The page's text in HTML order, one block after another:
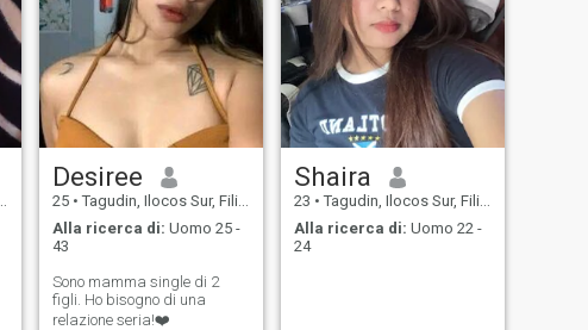
Desiree
25 • Tagudin, Ilocos Sur, Filippine
Alla ricerca di: Uomo 25 -
43
Sono mamma single di 2
figli. Ho bisogno di una
relazione seria!❤️
Shaira
23 • Tagudin, Ilocos Sur, Filippine
Alla ricerca di: Uomo 22 -
24